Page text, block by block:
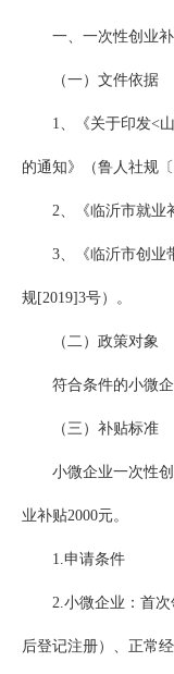
一、一次性创业
（一）文件依据
1、《关于印发<
的通知》（鲁人社规〔
2、《临沂市就业
3、《临沂市创业
规[2019]3号）。
（二）政策对象
符合条件的小微
（三）补贴标准
小微企业一次性
业补贴2000元。
1.申请条件
2.小微企业：首
后登记注册）、正常